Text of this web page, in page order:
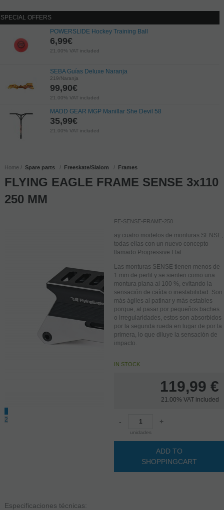
SPECIAL OFFERS
POWERSLIDE Hockey Training Ball
6,99€
21.00%VAT included
SEBA Guías Deluxe Naranja
219/Naranja
99,90€
21.00%VAT included
MADD GEAR MGP Manillar She Devil 58
35,99€
21.00%VAT included
Home Spare parts Freeskate/Slalom Frames
FLYING EAGLE FRAME SENSE 3x110
250 MM
2
FE-SENSE-FRAME-250
ay cuatro modelos de monturas SENSE,
todas ellas con un nuevo concepto
llamado Progressive Flat.
Las monturas SENSE tienen menos de
1 mm de perfil y se sienten como una
montura plana al 100 %, evitando la
sensación de caída o inestabilidad. Son
más ágiles al patinar y más estables
porque, al pasar por pequeños baches
o irregularidades, estos son absorbidos
por la segunda rueda en lugar de por la
primera, lo que diluye la sensación de
impacto.
IN STOCK
119,99 €
21.00% VAT included
-
unidades
+
ADD TO
SHOPPINGCART
Especificaciones técnicas: